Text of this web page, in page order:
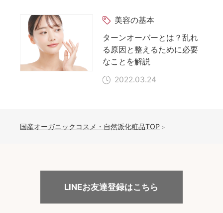
美容の基本
ターンオーバーとは？乱れ
る原因と整えるために必要
なことを解説
2022.03.24
国産オーガニックコスメ・自然派化粧品TOP
LINEお友達登録はこちら